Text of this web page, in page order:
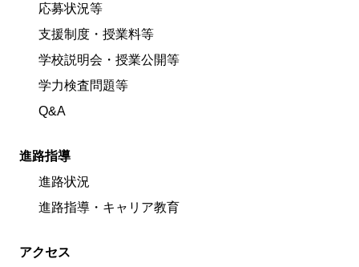
応募状況等
支援制度・授業料等
学校説明会・授業公開等
学力検査問題等
Q&A
進路指導
進路状況
進路指導・キャリア教育
アクセス